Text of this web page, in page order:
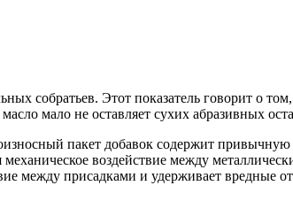
собратьев. Этот показатель говорит о
мало не оставляет сухих абразивных
пакет добавок содержит
воздействие между
между присадками и удерживает вредные